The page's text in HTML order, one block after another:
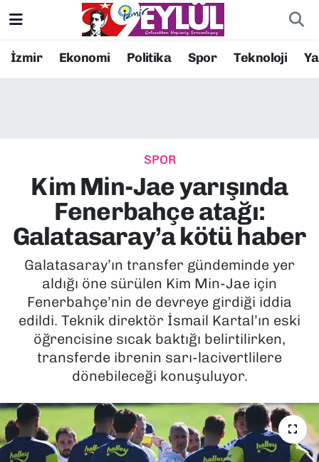
İzmir Ekonomi Politika Spor Teknoloji
SPOR
Kim Min-Jae yarışında
Fenerbahçe atağı:
Galatasaray’a kötü haber
Galatasaray’ın transfer gündeminde yer
aldığı öne sürülen Kim Min-Jae için
Fenerbahçe’nin de devreye girdiği iddia
edildi. Teknik direktör İsmail Kartal’ın eski
öğrencisine sıcak baktığı belirtilirken,
transferde ibrenin sarı-lacivertlilere
dönebileceği konuşuluyor.
Resmi İlanlar
EKONOMİ
KÜLTÜR SANAT
MAGAZİN
POLİTİKA
SAĞLIK
SPOR
TEKNOLOJİ
YAŞAM
Konak Nöbetçi Eczaneler
Süper Lig Puan Durumu ve Fikstür
Tüm Manşetler
Son Dakika Haberleri
Haber Arşivi